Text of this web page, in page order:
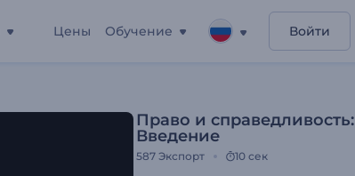
Цены Обучение Войти
Право и справедливость:
Введение
587 Экспорт 10 сек